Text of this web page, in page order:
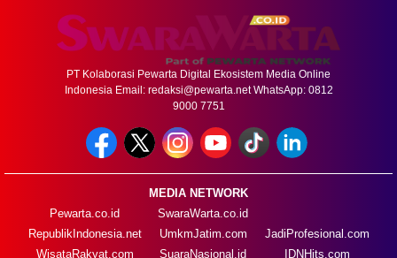
PT Kolaborasi Pewarta Digital Ekosistem Media Online
Indonesia Email: redaksi@pewarta.netWhatsApp: 0812
9000 7751
MEDIA NETWORK
Pewarta.co.id
RepublikIndonesia.net
WisataRakyat.com
SwaraWarta.co.id
UmkmJatim.com
SuaraNasional.id
JadiProfesional.com
IDNHits.com